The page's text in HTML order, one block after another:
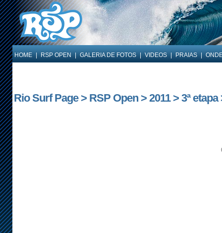
HOME RSP OPEN GALERIA DE FOTOS VIDEOS PRAIAS
Rio Surf Page > RSP Open > 2011 > 3ª etapa